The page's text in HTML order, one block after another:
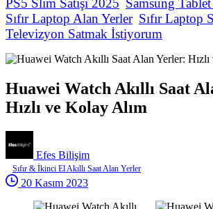
PS5 Slim Satışı 2025 Samsung
Sıfır Laptop Alan Yerler Sıfır Laptop
Televizyon Satmak İstiyorum
Huawei Watch Akıllı Saat
Hızlı ve Kolay Alım
Efes Bilişim
Sıfır & İkinci El Akıllı Saat Alan Yerler
20 Kasım 2023